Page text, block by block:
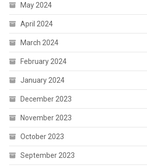
May 2024
April 2024
March 2024
February 2024
January 2024
December 2023
November 2023
October 2023
September 2023